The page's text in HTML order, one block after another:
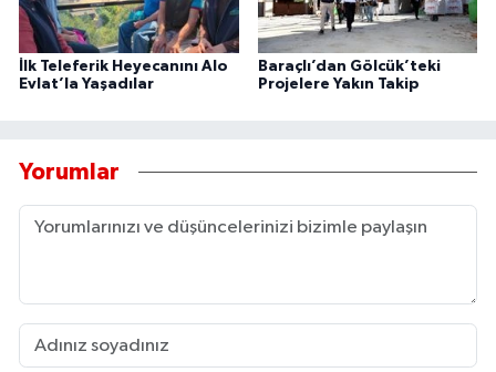
İlk Teleferik Heyecanını Alo
Evlat’la Yaşadılar
Baraçlı’dan Gölcük’teki
Projelere Yakın Takip
Yorumlar